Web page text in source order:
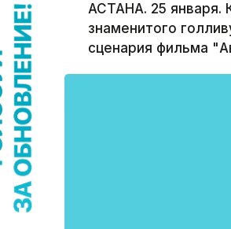
АСТАНА. 25
знаменитого
сценария фильма